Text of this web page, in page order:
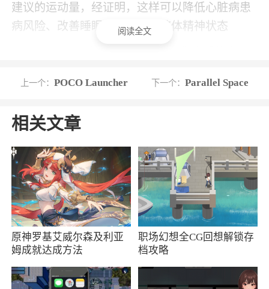
建议的运动量，经证明，这样可以降低心脏病患
病风险、改善睡眠质量并提升整体精神状态
状况，时刻跟踪自己的进度。这些应用和设备包
Runkeeper、Strava、MyFitnessPal、Lifesum、
Basis、Sleep as Android、Withings、小米手环等
5、如果您在一天当中进行了步行、跑步或骑
车运动，您的 Android 手机或 Wear OS by Google
智能手表会自动检测到，并将您的运动记录添加
到 Google 健身日志中，以确保您的每次运动均可
获得心肺强化分数和活动时间。想要体验其他类
型的锻炼？只需从运动列表中选择一项运动（例
如普拉提、赛艇或动感单车），Google 健身便会
阅读全文
上一个：POCO Launcher 下一个： Parallel Space
相关文章
原神罗基艾威尔森及利亚
姆成就达成方法
职场幻想全CG回想解锁存
档攻略